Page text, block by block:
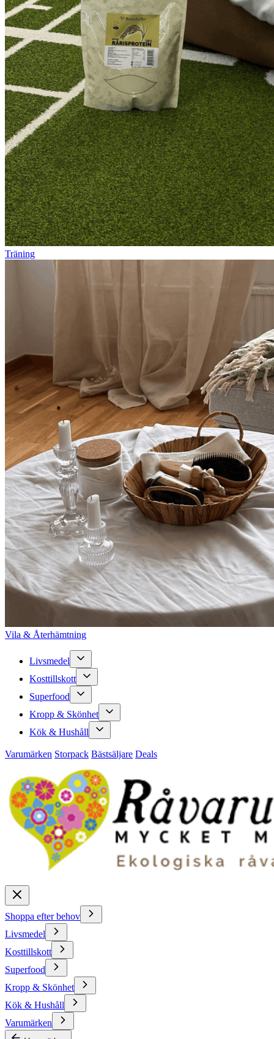
Träning
Vila & Återhämtning
Livsmedel
Kosttillskott
Superfood
Kropp & Skönhet
Kök & Hushåll
Varumärken Storpack Bästsäljare Deals
Shoppa efter behov
Livsmedel
Kosttillskott
Superfood
Kropp & Skönhet
Kök & Hushåll
Varumärken